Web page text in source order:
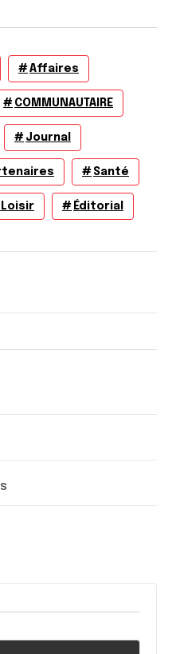
Affaires
COMMUNAUTAIRE
Journal
Santé
Éditorial